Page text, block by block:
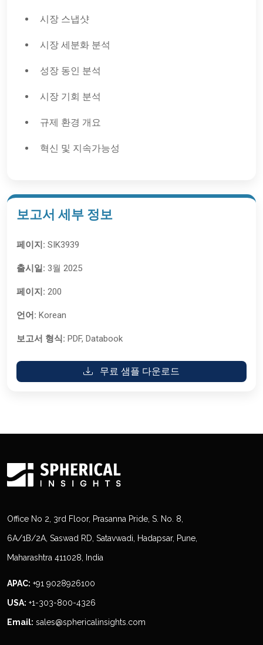
시장 스냅샷
시장 세분화 분석
성장 동인 분석
시장 기회 분석
규제 환경 개요
혁신 및 지속가능성
보고서 세부 정보
페이지: SIK3939
출시일: 3월 2025
페이지: 200
언어: Korean
보고서 형식: PDF, Databook
무료 샘플 다운로드
Office No 2, 3rd Floor, Prasanna Pride, S. No. 8,
6A/1B/2A, Saswad RD, Satavwadi, Hadapsar, Pune,
Maharashtra 411028, India
APAC: +91 9028926100
USA: +1-303-800-4326
Email: sales@sphericalinsights.com